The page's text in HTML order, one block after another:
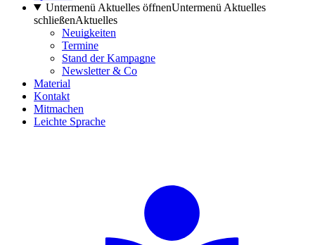
Untermenü Aktuelles öffnenUntermenü Aktuelles
schließenAktuelles
Neuigkeiten
Termine
Stand der Kampagne
Newsletter & Co
Material
Kontakt
Mitmachen
Leichte Sprache